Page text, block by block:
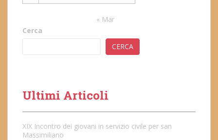
« Mar
Cerca
CERCA
Ultimi Articoli
XIX Incontro dei giovani in servizio civile per san
Massimiliano